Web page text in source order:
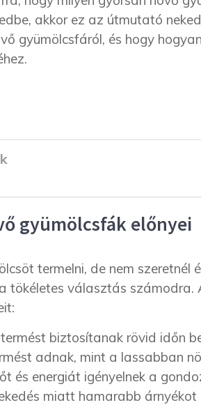
akkor ez az útmutató
gyümölcsfáról, és hogy
gyümölcsfák előnyei
termelni, de nem
tökéletes választás
biztosítanak rövid időn
adnak, mint a lassabban
és energiát igényelnek a
miatt hamarabb